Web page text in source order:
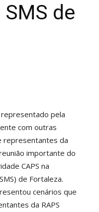
de
pela
com outras
representantes da
importante do
CAPS na
de Fortaleza.
cenários que
da RAPS